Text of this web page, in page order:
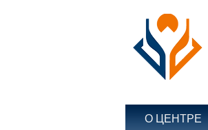
О ЦЕНТРЕ